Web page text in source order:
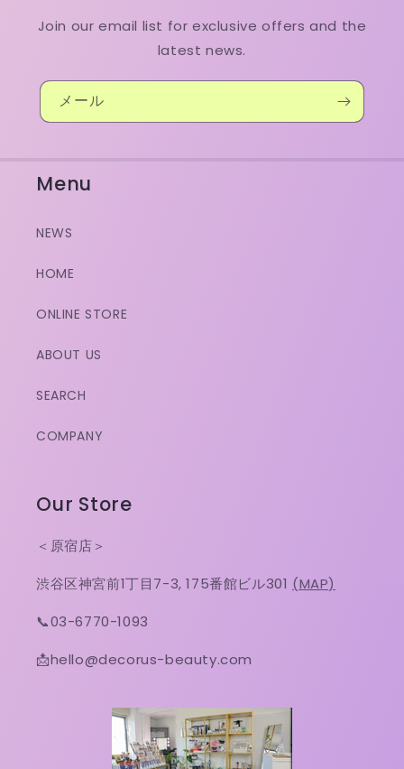
Join our email list for exclusive offers and the
latest news.
メール
Menu
NEWS
HOME
ONLINE STORE
ABOUT US
SEARCH
COMPANY
Our Store
＜原宿店＞
渋谷区神宮前1丁目7-3, 175番館ビル301 (MAP)
📞03-6770-1093
📩hello@decorus-beauty.com